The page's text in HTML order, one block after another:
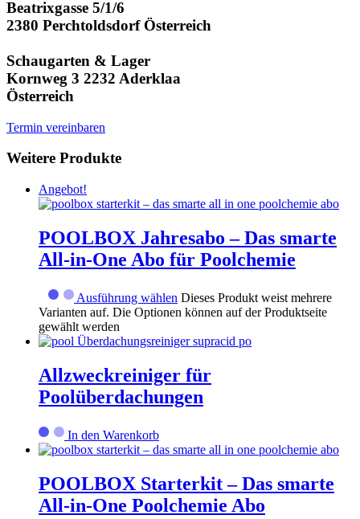
Beatrixgasse 5/1/6
2380 Perchtoldsdorf Österreich
Schaugarten & Lager
Kornweg 3 2232 Aderklaa
Österreich
Termin vereinbaren
Weitere Produkte
Angebot!
POOLBOX Jahresabo – Das smarte
All-in-One Abo für Poolchemie
Ausführung wählen Dieses Produkt weist mehrere
Varianten auf. Die Optionen können auf der Produktseite
gewählt werden
Allzweckreiniger für
Poolüberdachungen
In den Warenkorb
POOLBOX Starterkit – Das smarte
All-in-One Poolchemie Abo